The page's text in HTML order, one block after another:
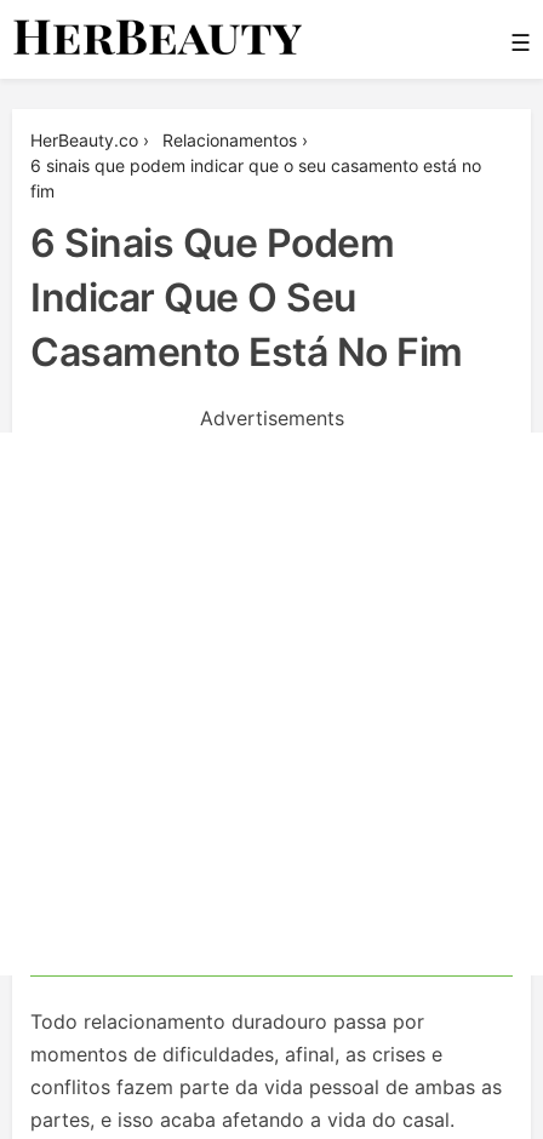
Skip
☰
HerBeauty.co › Relacionamentos ›
6 sinais que podem indicar que o seu casamento está no
fim
6 Sinais Que Podem
Indicar Que O Seu
Casamento Está No Fim
Advertisements
Todo relacionamento duradouro passa por
momentos de dificuldades, afinal, as crises e
conflitos fazem parte da vida pessoal de ambas as
partes, e isso acaba afetando a vida do casal.